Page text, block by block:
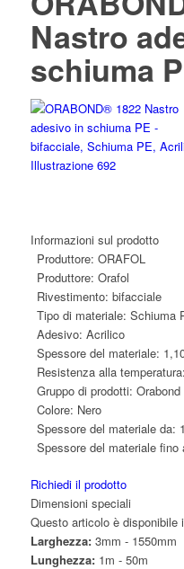
Nastro
schiuma
Informazioni sul prodotto
Produttore: ORAFOL
Produttore: Orafol
Rivestimento: bifacciale
Tipo di materiale: Schiuma
Adesivo: Acrilico
Spessore del materiale:
Resistenza alla temperatura:
Gruppo di prodotti: Orabond
Colore: Nero
Spessore del materiale da:
Spessore del materiale fino
Richiedi il prodotto
Dimensioni speciali
Questo articolo è
Larghezza:3mm - 1550mm
Lunghezza:1m - 50m